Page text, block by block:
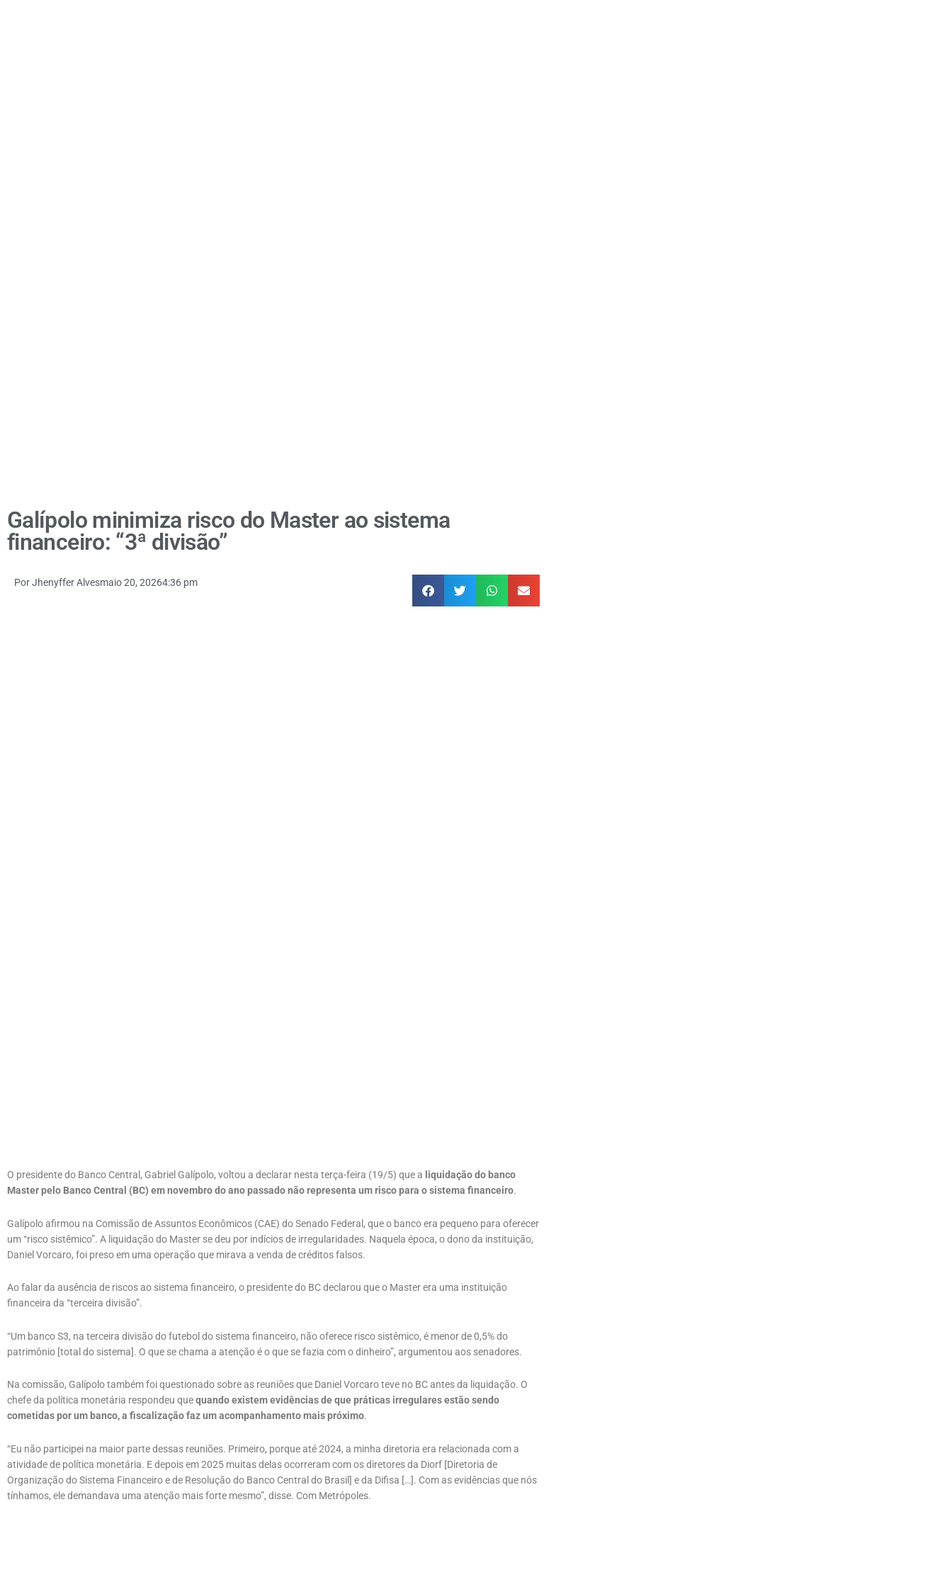
Galípolo minimiza risco do Master ao sistema
financeiro: “3ª divisão”
PorJhenyffer Alvesmaio 20, 20264:36 pm
O presidente do Banco Central, Gabriel Galípolo, voltou a declarar nesta terça-feira (19/5) que a liquidação do banco
Master pelo Banco Central (BC) em novembro do ano passado não representa um risco para o sistema financeiro.
Galípolo afirmou na Comissão de Assuntos Econômicos (CAE) do Senado Federal, que o banco era pequeno para oferecer
um “risco sistêmico”. A liquidação do Master se deu por indícios de irregularidades. Naquela época, o dono da instituição,
Daniel Vorcaro, foi preso em uma operação que mirava a venda de créditos falsos.
Ao falar da ausência de riscos ao sistema financeiro, o presidente do BC declarou que o Master era uma instituição
financeira da “terceira divisão”.
“Um banco S3, na terceira divisão do futebol do sistema financeiro, não oferece risco sistêmico, é menor de 0,5% do
patrimônio [total do sistema]. O que se chama a atenção é o que se fazia com o dinheiro”, argumentou aos senadores.
Na comissão, Galípolo também foi questionado sobre as reuniões que Daniel Vorcaro teve no BC antes da liquidação. O
chefe da política monetária respondeu quequando existem evidências de que práticas irregulares estão sendo
cometidas por um banco, a fiscalização faz um acompanhamento mais próximo.
“Eu não participei na maior parte dessas reuniões. Primeiro, porque até 2024, a minha diretoria era relacionada com a
atividade de política monetária. E depois em 2025 muitas delas ocorreram com os diretores da Diorf [Diretoria de
Organização do Sistema Financeiro e de Resolução do Banco Central do Brasil] e da Difisa […]. Com as evidências que nós
tínhamos, ele demandava uma atenção mais forte mesmo”, disse. Com Metrópoles.